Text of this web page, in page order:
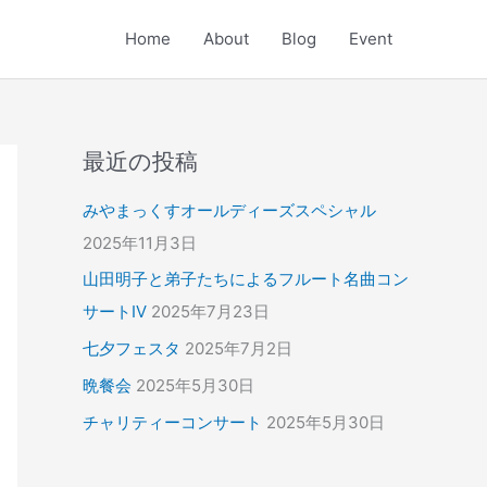
Home About Blog Event
最近の投稿
みやまっくすオールディーズスペシャル
2025年11月3日
山田明子と弟子たちによるフルート名曲コン
サートⅣ 2025年7月23日
七夕フェスタ 2025年7月2日
晩餐会 2025年5月30日
チャリティーコンサート 2025年5月30日